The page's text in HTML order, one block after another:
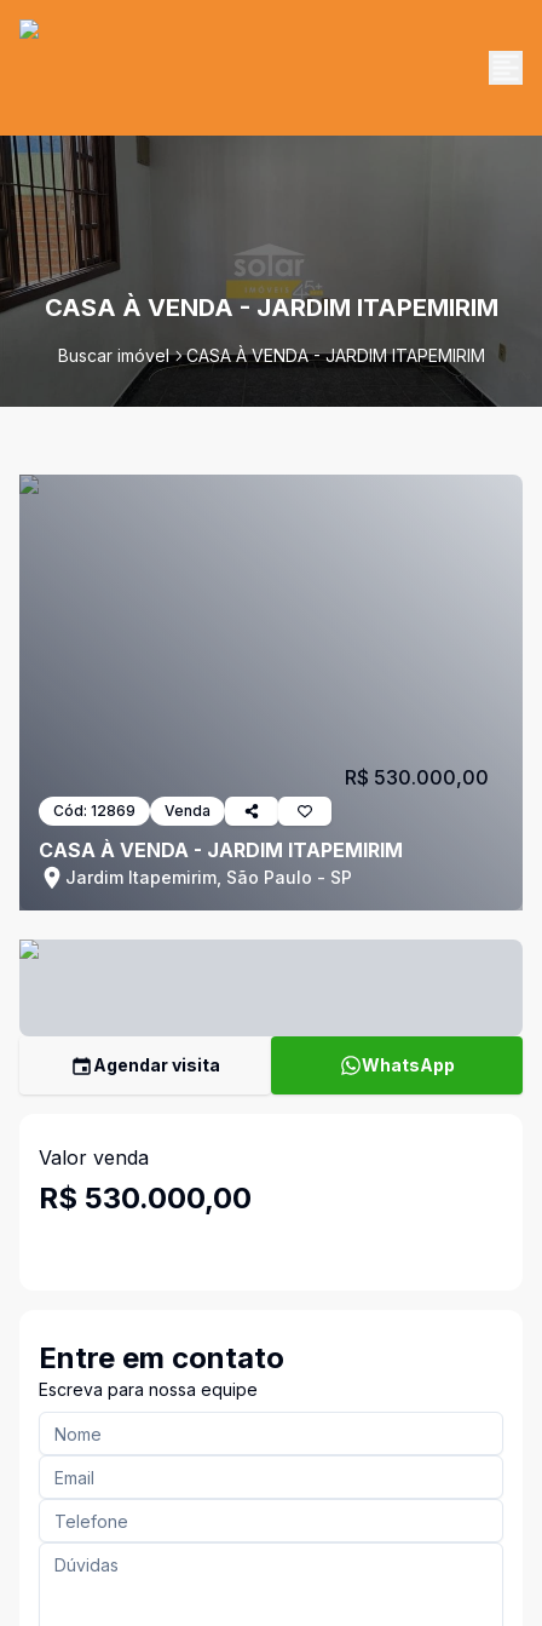
CASA À VENDA - JARDIM ITAPEMIRIM
Buscar imóvel CASA À VENDA - JARDIM ITAPEMIRIM
Cód: 12869 Venda
CASA À VENDA - JARDIM ITAPEMIRIM
Jardim Itapemirim, São Paulo - SP
R$ 530.000,00
Agendar visita WhatsApp
Valor venda
R$ 530.000,00
Entre em contato
Escreva para nossa equipe